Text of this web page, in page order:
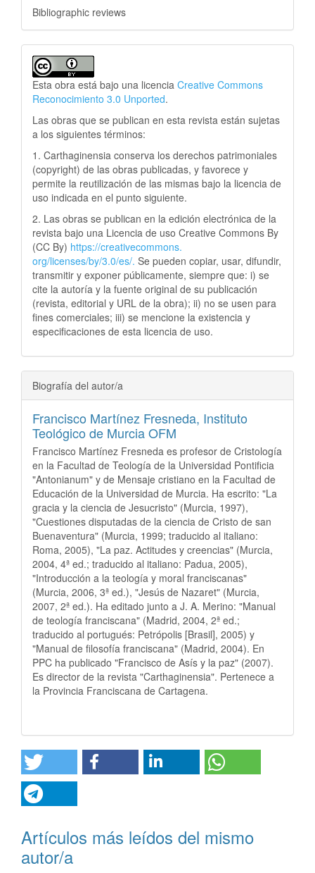
Bibliographic reviews
Esta obra está bajo una licencia Creative Commons
Reconocimiento 3.0 Unported.
Las obras que se publican en esta revista están sujetas
a los siguientes términos:
1. Carthaginensia conserva los derechos patrimoniales
(copyright) de las obras publicadas, y favorece y
permite la reutilización de las mismas bajo la licencia de
uso indicada en el punto siguiente.
2. Las obras se publican en la edición electrónica de la
revista bajo una Licencia de uso Creative Commons By
(CC By) https://creativecommons.
org/licenses/by/3.0/es/. Se pueden copiar, usar, difundir,
transmitir y exponer públicamente, siempre que: i) se
cite la autoría y la fuente original de su publicación
(revista, editorial y URL de la obra); ii) no se usen para
fines comerciales; iii) se mencione la existencia y
especificaciones de esta licencia de uso.
Biografía del autor/a
Francisco Martínez Fresneda, Instituto
Teológico de Murcia OFM
Francisco Martínez Fresneda es profesor de Cristología
en la Facultad de Teología de la Universidad Pontificia
"Antonianum" y de Mensaje cristiano en la Facultad de
Educación de la Universidad de Murcia. Ha escrito: "La
gracia y la ciencia de Jesucristo" (Murcia, 1997),
"Cuestiones disputadas de la ciencia de Cristo de san
Buenaventura" (Murcia, 1999; traducido al italiano:
Roma, 2005), "La paz. Actitudes y creencias" (Murcia,
2004, 4ª ed.; traducido al italiano: Padua, 2005),
"Introducción a la teología y moral franciscanas"
(Murcia, 2006, 3ª ed.), "Jesús de Nazaret" (Murcia,
2007, 2ª ed.). Ha editado junto a J. A. Merino: "Manual
de teología franciscana" (Madrid, 2004, 2ª ed.;
traducido al portugués: Petrópolis [Brasil], 2005) y
"Manual de filosofía franciscana" (Madrid, 2004). En
PPC ha publicado "Francisco de Asís y la paz" (2007).
Es director de la revista "Carthaginensia". Pertenece a
la Provincia Franciscana de Cartagena.
Artículos más leídos del mismo
autor/a